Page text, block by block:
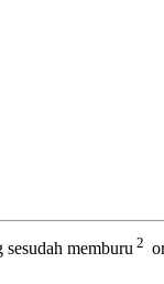
sesudah memburu 2